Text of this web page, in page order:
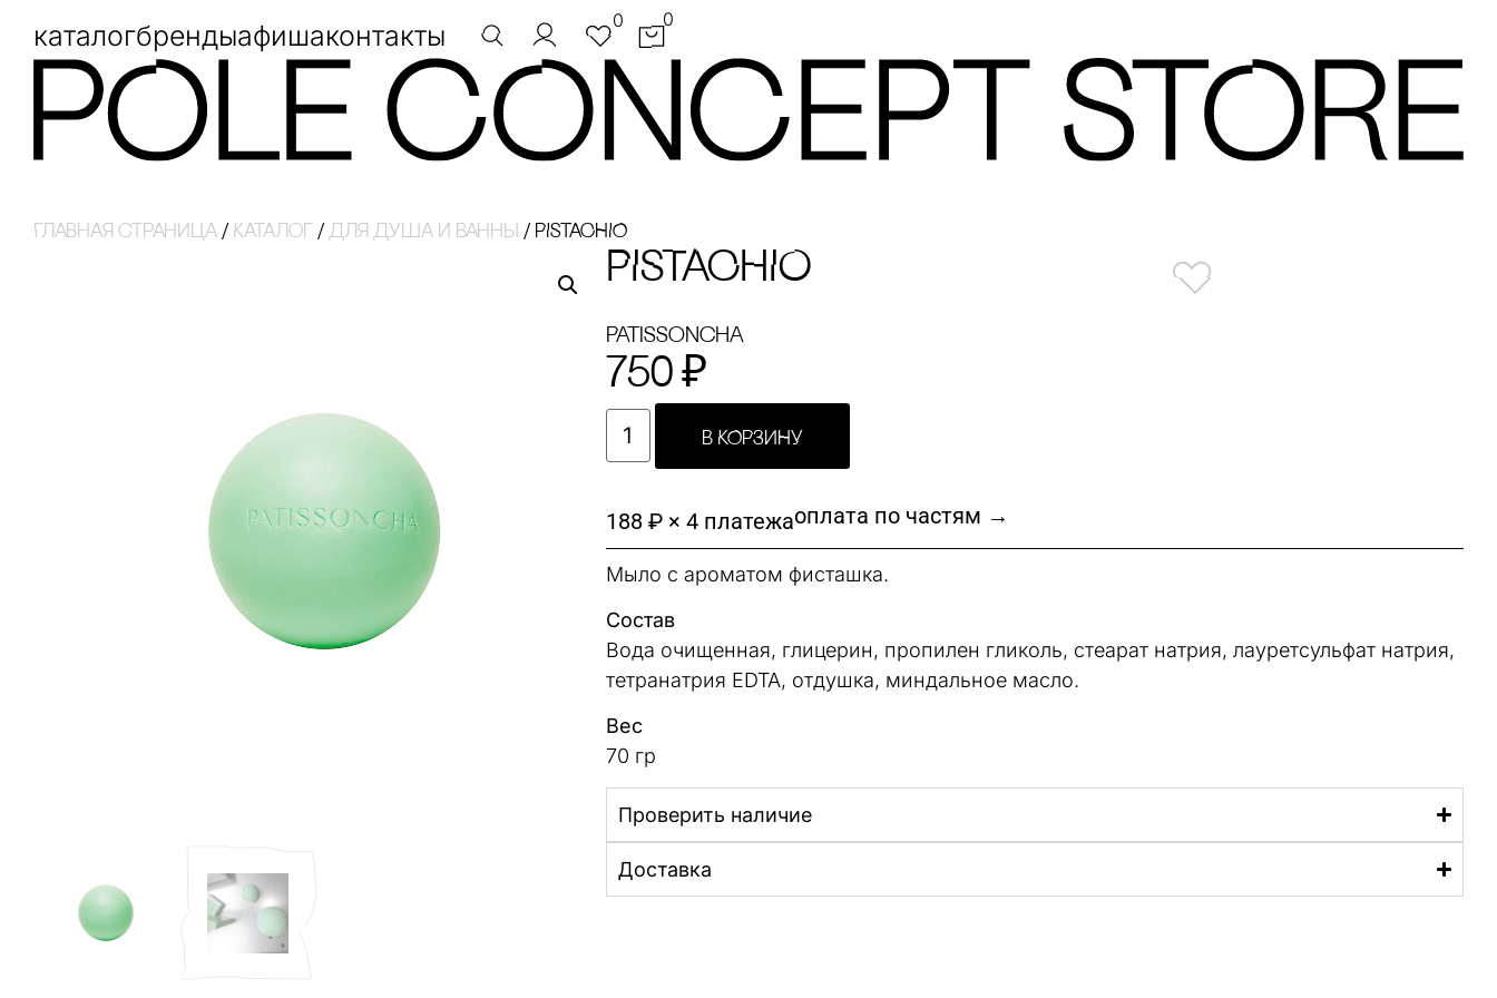
каталогбрендыафишаконтакты 0 0
Главная страница / Каталог / для душа и ванны / PISTACHIO
PISTACHIO
Patissoncha
750 ₽
В КОРЗИНУ
188 ₽ × 4 платежаоплата по частям →
Мыло с ароматом фисташка.
Состав
Вода очищенная, глицерин, пропилен гликоль, стеарат натрия, лауретсульфат натрия,
тетранатрия EDTA, отдушка, миндальное масло.
Вес
70 гр
Проверить наличие
Доставка